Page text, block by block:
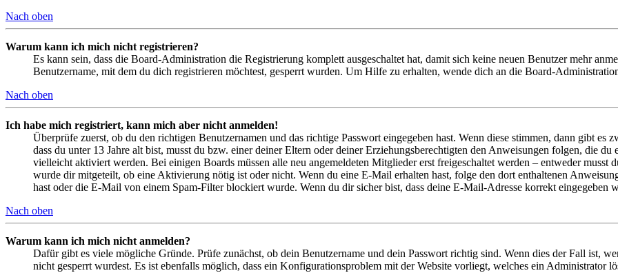
Nach oben
Warum kann ich mich nicht registrieren?
Es kann sein, dass die Board-Administration die Registrierung komplett ausgeschaltet hat, damit sich keine neuen Benutzer mehr
Benutzername, mit dem du dich registrieren möchtest, gesperrt wurden. Um Hilfe zu erhalten, wende dich an die Board-
Nach oben
Ich habe mich registriert, kann mich aber nicht anmelden!
Überprüfe zuerst, ob du den richtigen Benutzernamen und das richtige Passwort eingegeben hast. Wenn diese stimmen, dann gibt es
dass du unter 13 Jahre alt bist, musst du bzw. einer deiner Eltern oder deiner Erziehungsberechtigten den Anweisungen folgen, die
vielleicht aktiviert werden. Bei einigen Boards müssen alle neu angemeldeten Mitglieder erst freigeschaltet werden – entweder musst
wurde dir mitgeteilt, ob eine Aktivierung nötig ist oder nicht. Wenn du eine E-Mail erhalten hast, folge den dort enthaltenen
hast oder die E-Mail von einem Spam-Filter blockiert wurde. Wenn du dir sicher bist, dass deine E-Mail-Adresse korrekt eingegeben
Nach oben
Warum kann ich mich nicht anmelden?
Dafür gibt es viele mögliche Gründe. Prüfe zunächst, ob dein Benutzername und dein Passwort richtig sind. Wenn dies der Fall ist,
nicht gesperrt wurdest. Es ist ebenfalls möglich, dass ein Konfigurationsproblem mit der Website vorliegt, welches ein Administrator